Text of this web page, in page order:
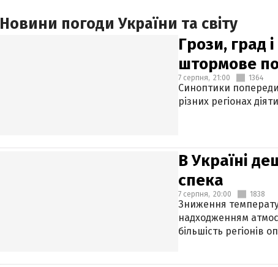
Новини погоди України та світу
Грози, град
штормове
7 серпня, 21:00 1364
Синоптики
різних регіонах
В Україні
спека
7 серпня, 20:00 1838
Зниження
надходженням
більшість регіонів